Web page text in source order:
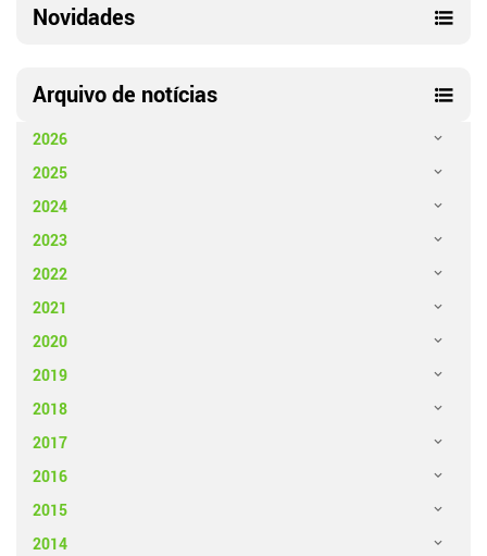
Novidades
Arquivo de notícias
2026
2025
2024
2023
2022
2021
2020
2019
2018
2017
2016
2015
2014